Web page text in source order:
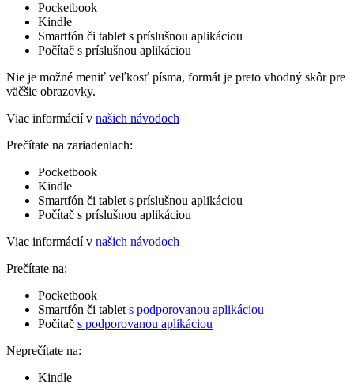
Pocketbook
Kindle
Smartfón či tablet s príslušnou aplikáciou
Počítač s príslušnou aplikáciou
Nie je možné meniť veľkosť písma, formát je preto vhodný skôr pre
väčšie obrazovky.
Viac informácií v našich návodoch
Prečítate na zariadeniach:
Pocketbook
Kindle
Smartfón či tablet s príslušnou aplikáciou
Počítač s príslušnou aplikáciou
Viac informácií v našich návodoch
Prečítate na:
Pocketbook
Smartfón či tablet s podporovanou aplikáciou
Počítač s podporovanou aplikáciou
Neprečítate na:
Kindle